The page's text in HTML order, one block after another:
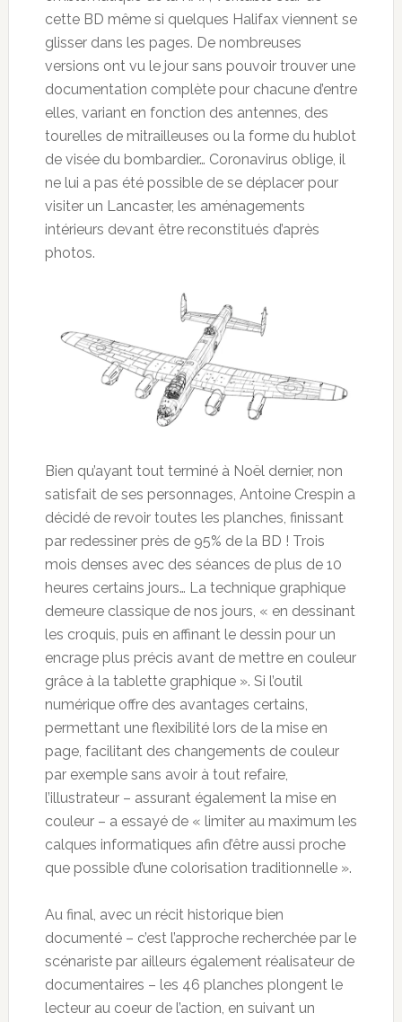
cette BD même si quelques Halifax viennent se
glisser dans les pages. De nombreuses
versions ont vu le jour sans pouvoir trouver une
documentation complète pour chacune d’entre
elles, variant en fonction des antennes, des
tourelles de mitrailleuses ou la forme du hublot
de visée du bombardier… Coronavirus oblige, il
ne lui a pas été possible de se déplacer pour
visiter un Lancaster, les aménagements
intérieurs devant être reconstitués d’après
photos.
Bien qu’ayant tout terminé à Noël dernier, non
satisfait de ses personnages, Antoine Crespin a
décidé de revoir toutes les planches, finissant
par redessiner près de 95% de la BD ! Trois
mois denses avec des séances de plus de 10
heures certains jours… La technique graphique
demeure classique de nos jours, « en dessinant
les croquis, puis en affinant le dessin pour un
encrage plus précis avant de mettre en couleur
grâce à la tablette graphique ». Si l’outil
numérique offre des avantages certains,
permettant une flexibilité lors de la mise en
page, facilitant des changements de couleur
par exemple sans avoir à tout refaire,
l’illustrateur – assurant également la mise en
couleur – a essayé de « limiter au maximum les
calques informatiques afin d’être aussi proche
que possible d’une colorisation traditionnelle ».
Au final, avec un récit historique bien
documenté – c’est l’approche recherchée par le
scénariste par ailleurs également réalisateur de
documentaires – les 46 planches plongent le
lecteur au coeur de l’action, en suivant un